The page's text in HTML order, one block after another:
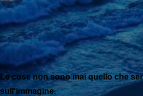
Le cose non sono mai quello che
sull'immagine.